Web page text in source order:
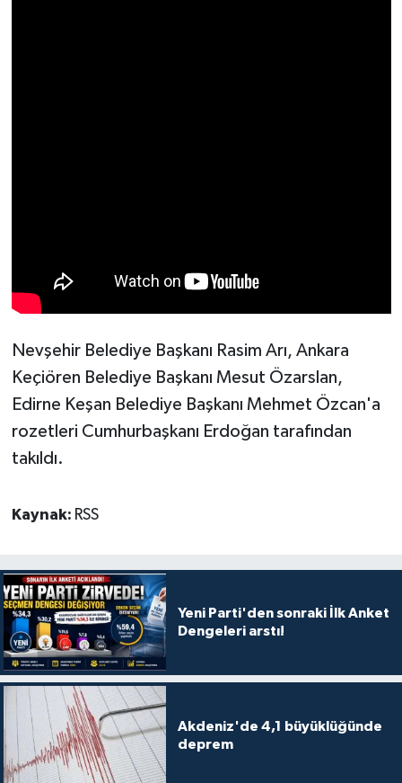
Nevşehir Belediye Başkanı Rasim Arı, Ankara
Keçiören Belediye Başkanı Mesut Özarslan,
Edirne Keşan Belediye Başkanı Mehmet Özcan'a
rozetleri Cumhurbaşkanı Erdoğan tarafından
takıldı.
Kaynak: RSS
Yeni Parti'den sonraki İlk Anket
Dengeleri arstı!
Akdeniz'de 4,1 büyüklüğünde
deprem